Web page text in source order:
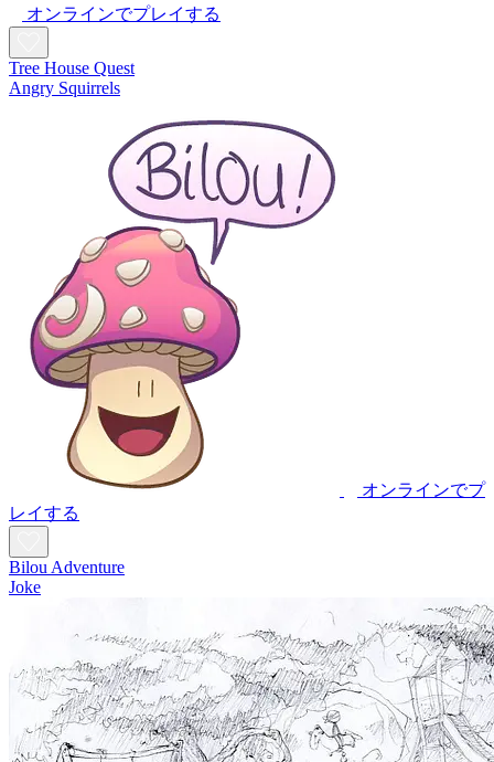
オンラインでプレイする
Tree House Quest
Angry Squirrels
オンラインでプ
レイする
Bilou Adventure
Joke